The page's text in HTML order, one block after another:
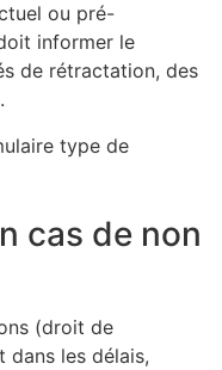
ou pré-
informer le
de rétractation, des
type de
cas de non
(droit de
dans les délais,